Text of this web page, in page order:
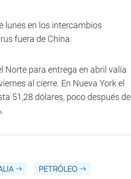
lunes en los intercambios
fuera de China.
Norte para entrega en abril valía
al cierre. En Nueva York el
51,28 dólares, poco después de
PETRÓLEO